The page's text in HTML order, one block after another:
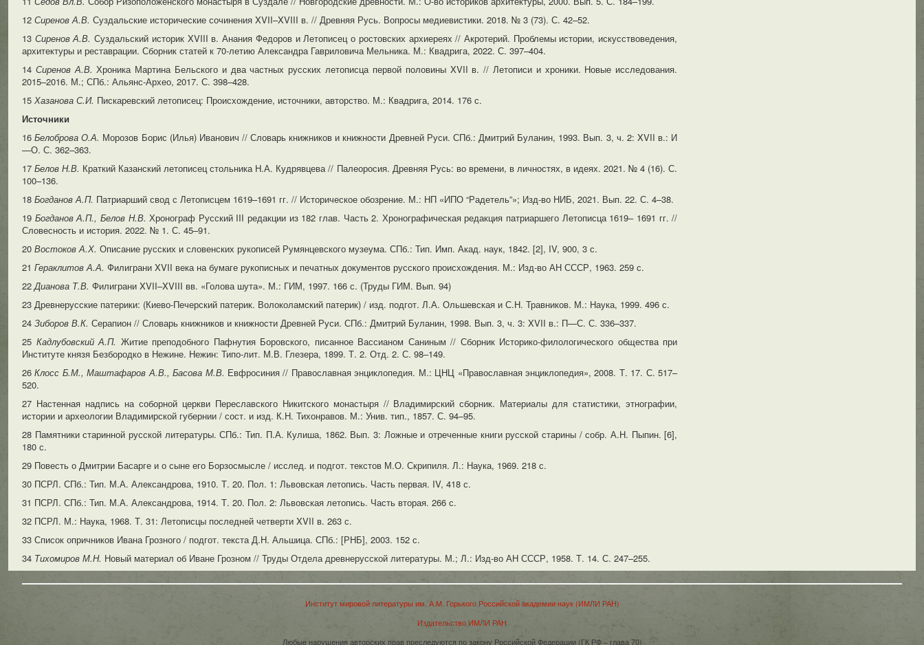
12 Сиренов А.В. Суздальские исторические сочинения XVII–XVIII в. // Древняя Русь. Вопросы медиевистики. 2018. № 3 (73). С. 42–52.
13 Сиренов А.В.Суздальский историк XVIII в. Анания Федоров и Летописец о ростовских архиереях // Акротерий. Проблемы истории, искусствоведения,
архитектуры и реставрации. Сборник статей к 70-летию Александра Гавриловича Мельника. М.: Квадрига, 2022. С. 397–404.
14 Сиренов А.В.Хроника Мартина Бельского и два частных русских летописца первой половины XVII в. // Летописи и хроники. Новые исследования.
2015–2016. М.; СПб.: Альянс-Архео, 2017. С. 398–428.
15 Хазанова С.И. Пискаревский летописец: Происхождение, источники, авторство. М.: Квадрига, 2014. 176 с.
Источники
16Белоброва О.А. Морозов Борис (Илья) Иванович // Словарь книжников и книжности Древней Руси. СПб.: Дмитрий Буланин, 1993. Вып. 3, ч. 2: XVII в.: И
—О. С. 362–363.
17Белов Н.В. Краткий Казанский летописец стольника Н.А. Кудрявцева // Палеоросия. Древняя Русь: во времени, в личностях, в идеях. 2021. № 4 (16). С.
100–136.
18 Богданов А.П. Патриарший свод с Летописцем 1619–1691 гг. // Историческое обозрение. М.: НП «ИПО “Радетель”»; Изд-во НИБ, 2021. Вып. 22. С. 4–38.
19 Богданов А.П., Белов Н.В.Хронограф Русский III редакции из 182 глав. Часть 2. Хронографическая редакция патриаршего Летописца 1619– 1691 гг. //
Словесность и история. 2022. № 1. С. 45–91.
20 Востоков А.Х. Описание русских и словенских рукописей Румянцевского музеума. СПб.: Тип. Имп. Акад. наук, 1842. [2], IV, 900, 3 с.
21 Гераклитов А.А. Филиграни XVII века на бумаге рукописных и печатных документов русского происхождения. М.: Изд-во АН СССР, 1963. 259 с.
22Дианова Т.В. Филиграни XVII–XVIII вв. «Голова шута». М.: ГИМ, 1997. 166 с. (Труды ГИМ. Вып. 94)
23 Древнерусские патерики: (Киево-Печерский патерик. Волоколамский патерик) / изд. подгот. Л.А. Ольшевская и С.Н. Травников. М.: Наука, 1999. 496 с.
24 Зиборов В.К. Серапион // Словарь книжников и книжности Древней Руси. СПб.: Дмитрий Буланин, 1998. Вып. 3, ч. 3: XVII в.: П—С. С. 336–337.
25 Кадлубовский А.П. Житие преподобного Пафнутия Боровского, писанное Вассианом Саниным // Сборник Историко-филологического общества при
Институте князя Безбородко в Нежине. Нежин: Типо-лит. М.В. Глезера, 1899. Т. 2. Отд. 2. С. 98–149.
26Клосс Б.М., Маштафаров А.В., Басова М.В. Евфросиния // Православная энциклопедия. М.: ЦНЦ «Православная энциклопедия», 2008. Т. 17. С. 517–
520.
27 Настенная надпись на соборной церкви Переславского Никитского монастыря // Владимирский сборник. Материалы для статистики, этнографии,
истории и археологии Владимирской губернии / сост. и изд. К.Н. Тихонравов. М.: Унив. тип., 1857. С. 94–95.
28 Памятники старинной русской литературы. СПб.: Тип. П.А. Кулиша, 1862. Вып. 3: Ложные и отреченные книги русской старины / собр. А.Н. Пыпин. [6],
180 с.
29 Повесть о Дмитрии Басарге и о сыне его Борзосмысле / исслед. и подгот. текстов М.О. Скрипиля. Л.: Наука, 1969. 218 с.
30 ПСРЛ. СПб.: Тип. М.А. Александрова, 1910. Т. 20. Пол. 1: Львовская летопись. Часть первая. IV, 418 с.
31 ПСРЛ. СПб.: Тип. М.А. Александрова, 1914. Т. 20. Пол. 2: Львовская летопись. Часть вторая. 266 с.
32 ПСРЛ. М.: Наука, 1968. Т. 31: Летописцы последней четверти XVII в. 263 с.
33 Список опричников Ивана Грозного / подгот. текста Д.Н. Альшица. СПб.: [РНБ], 2003. 152 с.
34 Тихомиров М.Н. Новый материал об Иване Грозном // Труды Отдела древнерусской литературы. М.; Л.: Изд-во АН СССР, 1958. Т. 14. С. 247–255.
Институт мировой литературы им. А.М. Горького Российской академии наук (ИМЛИ РАН)
Издательство ИМЛИ РАН
Любые нарушения авторских прав преследуются по закону Российской Федерации (ГК РФ – глава 70)